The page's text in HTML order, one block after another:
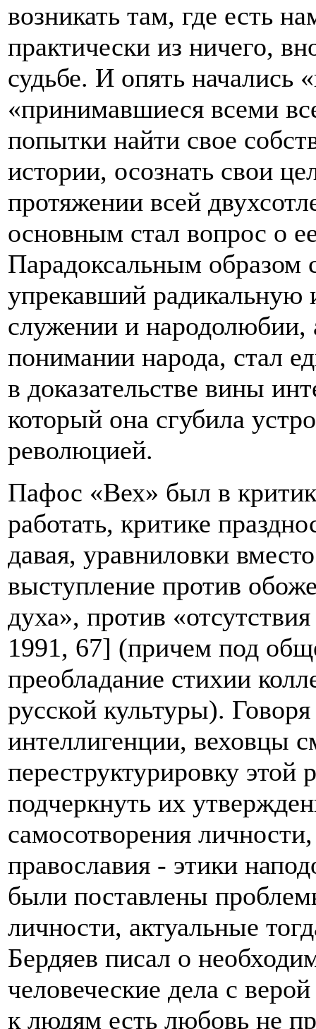
возникать там, где есть
практически из ничего,
судьбе. И опять начались
«принимавшиеся всеми
попытки найти свое
истории, осознать свои
протяжении всей
основным стал вопрос о
Парадоксальным образом
упрекавший радикальную
служении и народолюбии,
понимании народа, стал
в доказательстве вины
который она сгубила
революцией.
Пафос «Вех» был в
работать, критике
давая, уравниловки
выступление против
духа», против
1991, 67] (причем под
преобладание стихии
русской культуры).
интеллигенции, веховцы
переструктурировку этой
подчеркнуть их
самосотворения
православия - этики
были поставлены
личности, актуальные
Бердяев писал о
человеческие дела с
к людям есть любовь не